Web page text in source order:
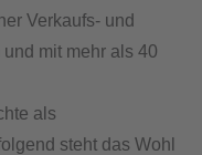
Verkaufs- und
und mit mehr als 40
als
steht das Wohl